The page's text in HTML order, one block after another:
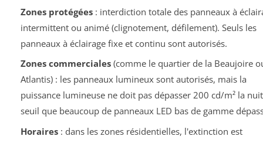
Zones protégées: interdiction totale des panneaux à
intermittent ou animé (clignotement, défilement). Seuls les
panneaux à éclairage fixe et continu sont autorisés.
Zones commerciales(comme le quartier de la Beaujoire
Atlantis) : les panneaux lumineux sont autorisés, mais la
puissance lumineuse ne doit pas dépasser 200 cd/m² la
seuil que beaucoup de panneaux LED bas de gamme
Horaires: dans les zones résidentielles, l'extinction est